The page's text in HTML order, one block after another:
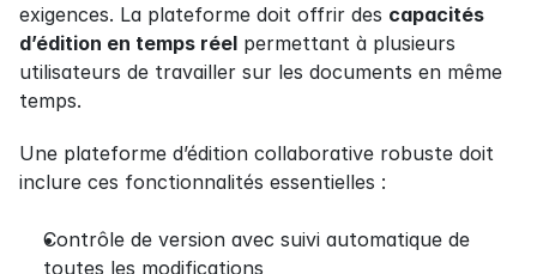
exigences. La plateforme doit offrir des capacités
d’édition en temps réel permettant à plusieurs
utilisateurs de travailler sur les documents en même
temps.
Une plateforme d’édition collaborative robuste doit
inclure ces fonctionnalités essentielles :
Contrôle de version avec suivi automatique de
toutes les modifications